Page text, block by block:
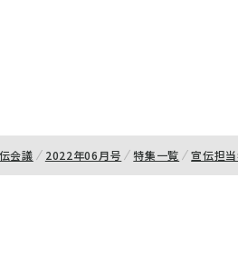
会議 2022年06月号 特集一覧 宣伝担